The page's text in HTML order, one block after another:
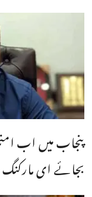
پنجاب میں اب
بجائے ای مارکنگ